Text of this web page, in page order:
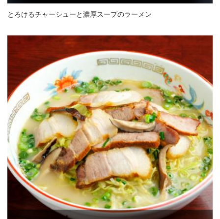
とろけるチャーシューと濃厚スープのラーメン